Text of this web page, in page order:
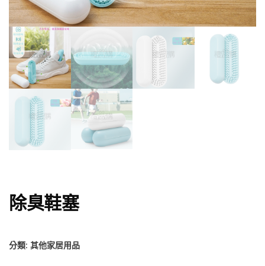
除臭鞋塞
分類: 其他家居用品